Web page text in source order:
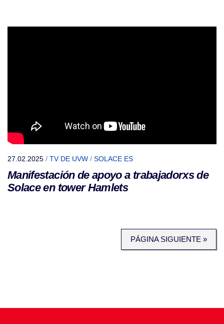
27.02.2025 / TV DE UVW / SOLACE ES
Manifestación de apoyo a trabajadorxs de
Solace en tower Hamlets
PÁGINA SIGUIENTE »